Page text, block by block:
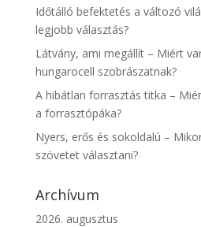
Időtálló befektetés a változó
legjobb választás?
Látvány, ami megállít – Miért
hungarocell szobrászatnak?
A hibátlan forrasztás titka –
a forrasztópáka?
Nyers, erős és sokoldalú –
szövetet választani?
Archívum
2026. augusztus